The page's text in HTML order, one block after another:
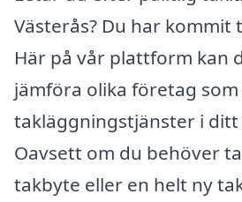
Västerås? Du har kommit
Här på vår plattform kan
jämföra olika företag
takläggningstjänster i ditt
Oavsett om du behöver
takbyte eller en helt ny